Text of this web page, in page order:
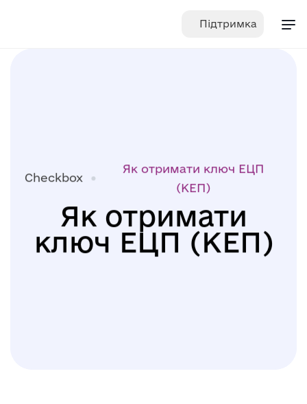
Підтримка
Checkbox
Як отримати ключ ЕЦП
(КЕП)
Як отримати
ключ ЕЦП (КЕП)